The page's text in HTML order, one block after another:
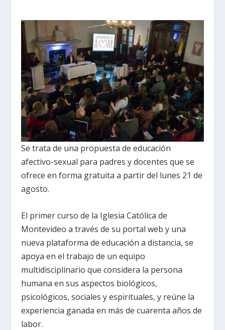
Se trata de una propuesta de educación
afectivo-sexual para padres y docentes que se
ofrece en forma gratuita a partir del lunes 21 de
agosto.
El primer curso de la Iglesia Católica de
Montevideo a través de su portal web y una
nueva plataforma de educación a distancia, se
apoya en el trabajo de un equipo
multidisciplinario que considera la persona
humana en sus aspectos biológicos,
psicológicos, sociales y espirituales, y reúne la
experiencia ganada en más de cuarenta años de
labor.